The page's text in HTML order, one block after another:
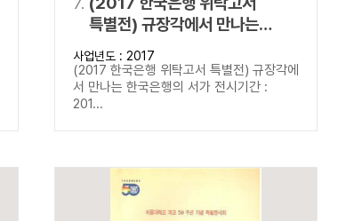
특별전) 규장각에서 만나는
한국은행의 서가
사업년도 : 2017
(2017 한국은행 위탁고서 특별전) 규장각에
서 만나는 한국은행의 서가 전시기간 :
201...